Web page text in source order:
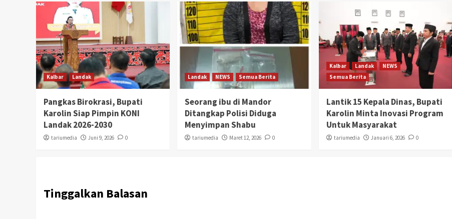
Kalbar Landak
Pangkas Birokrasi, Bupati
Karolin Siap Pimpin KONI
Landak 2026-2030
tariumedia Juni 9, 2026 0
Landak NEWS Semua Berita
Seorang ibu di Mandor
Ditangkap Polisi Diduga
Menyimpan Shabu
tariumedia Maret 12, 2026 0
Kalbar Landak
NEWS
Semua Berita
Lantik 15 Kepala Dinas, Bupati
Karolin Minta Inovasi Program
Untuk Masyarakat
tariumedia Januari 6, 2026 0
Tinggalkan Balasan